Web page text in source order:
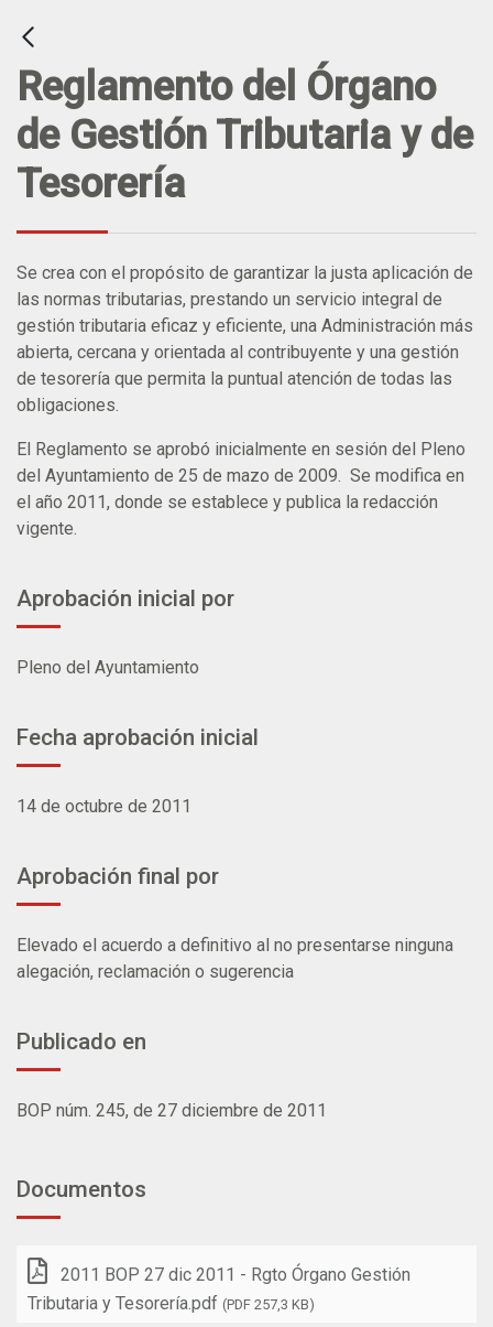
Reglamento del Órgano
de Gestión Tributaria y de
Tesorería
Se crea con el propósito de garantizar la justa aplicación de
las normas tributarias, prestando un servicio integral de
gestión tributaria eficaz y eficiente, una Administración más
abierta, cercana y orientada al contribuyente y una gestión
de tesorería que permita la puntual atención de todas las
obligaciones.
El Reglamento se aprobó inicialmente en sesión del Pleno
del Ayuntamiento de 25 de mazo de 2009. Se modifica en
el año 2011, donde se establece y publica la redacción
vigente.
Aprobación inicial por
Pleno del Ayuntamiento
Fecha aprobación inicial
14 de octubre de 2011
Aprobación final por
Elevado el acuerdo a definitivo al no presentarse ninguna
alegación, reclamación o sugerencia
Publicado en
BOP núm. 245, de 27 diciembre de 2011
Documentos
2011 BOP 27 dic 2011 - Rgto Órgano Gestión
Tributaria y Tesorería.pdf (PDF 257,3 KB)